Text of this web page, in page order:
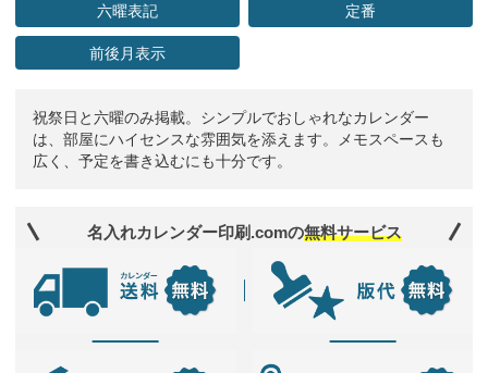
六曜表記 定番
前後月表示
祝祭日と六曜のみ掲載。シンプルでおしゃれなカレンダー
は、部屋にハイセンスな雰囲気を添えます。メモスペースも
広く、予定を書き込むにも十分です。
名入れカレンダー印刷.comの無料サービス